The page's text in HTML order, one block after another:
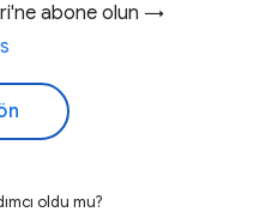
abone olun →
oldu mu?